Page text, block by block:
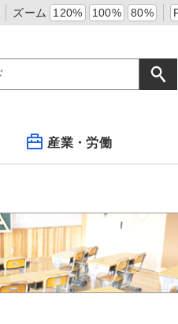
ズーム 120% 100% 80%
産業・労働